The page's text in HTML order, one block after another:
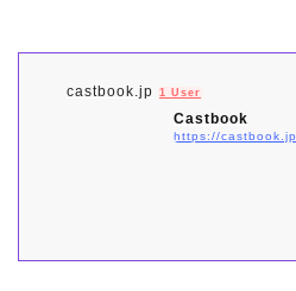
castbook.jp 1 User
Castbook
https://castbook.jp